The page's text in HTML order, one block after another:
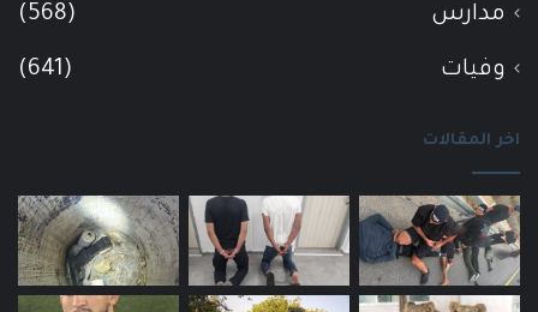
مدارس (568)
وفيات (641)
اخر المقالات